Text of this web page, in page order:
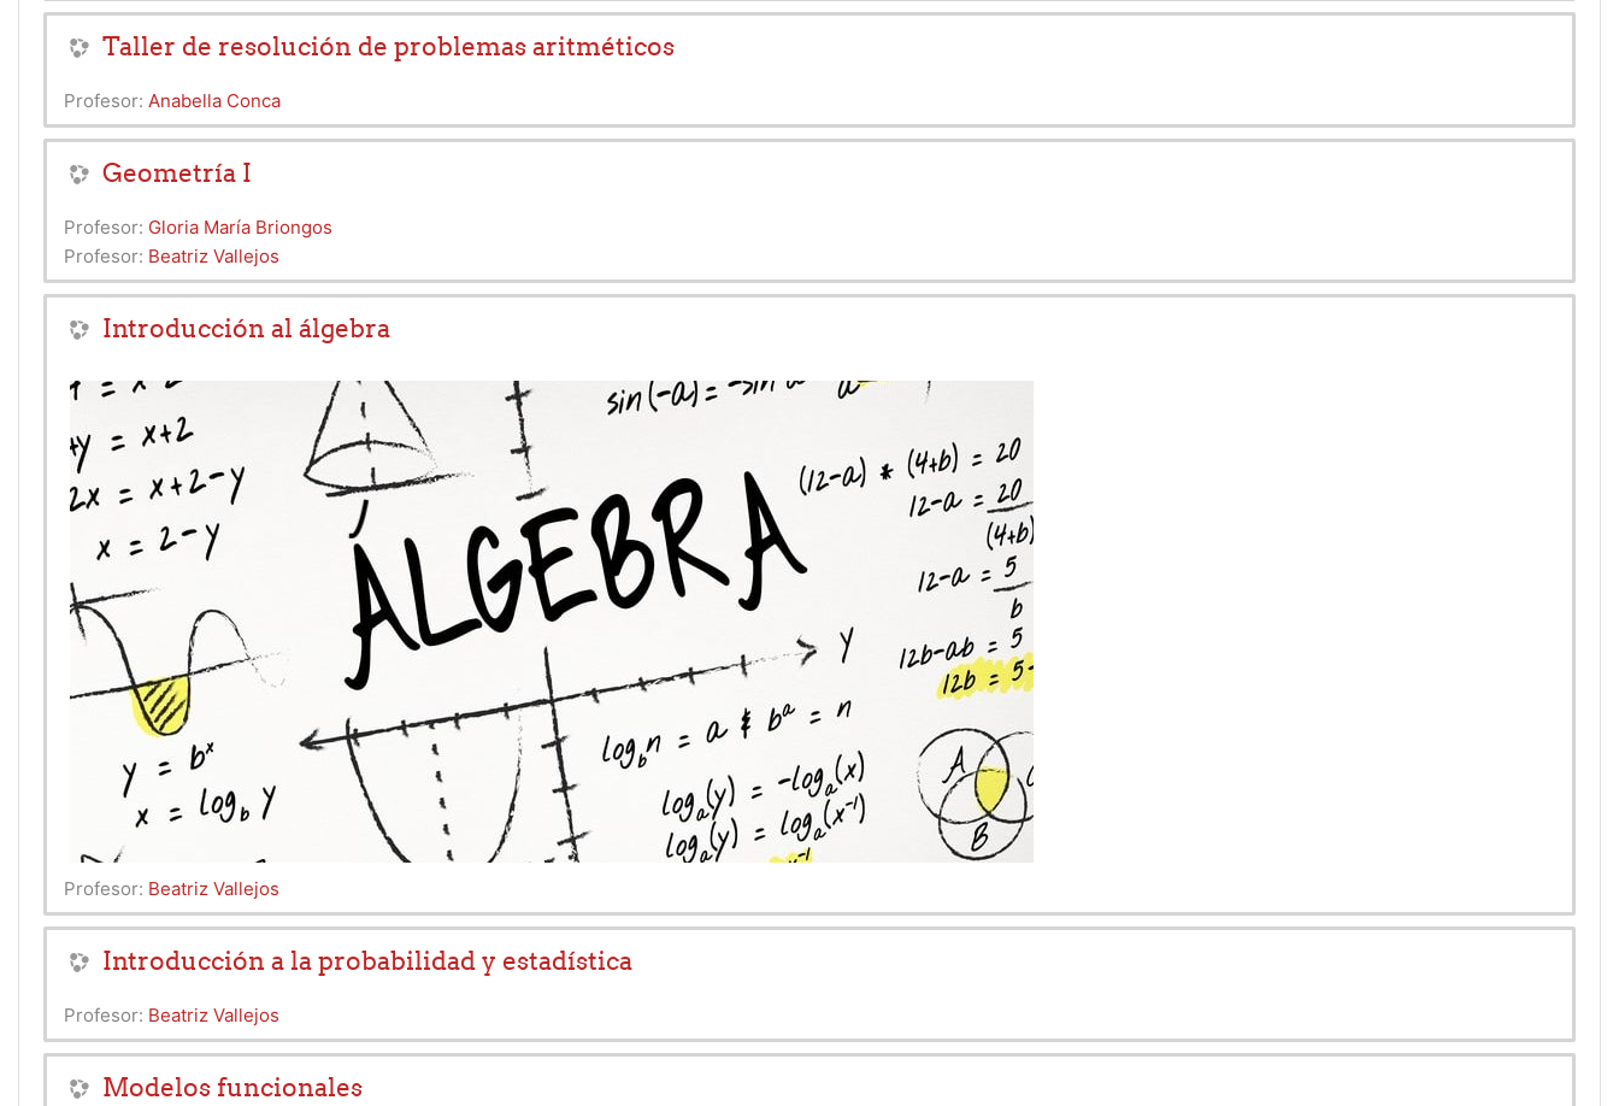
Taller de resolución de problemas aritméticos
Profesor: Anabella Conca
Geometría I
Profesor: Gloria María Briongos
Profesor: Beatriz Vallejos
Introducción al álgebra
Profesor: Beatriz Vallejos
Introducción a la probabilidad y estadística
Profesor: Beatriz Vallejos
Modelos funcionales